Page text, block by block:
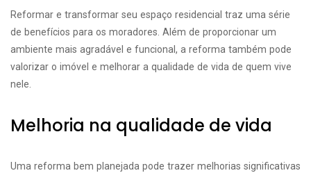
Reformar e transformar seu espaço residencial traz uma série
de benefícios para os moradores. Além de proporcionar um
ambiente mais agradável e funcional, a reforma também pode
valorizar o imóvel e melhorar a qualidade de vida de quem vive
nele.
Melhoria na qualidade de vida
Uma reforma bem planejada pode trazer melhorias significativas